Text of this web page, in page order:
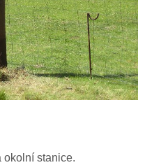
okolní stanice.